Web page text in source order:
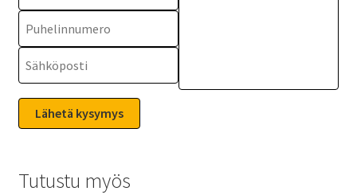
Tutustu myös